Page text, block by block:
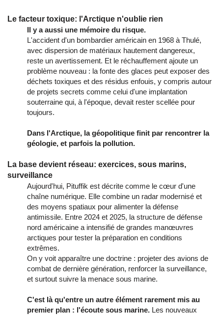
Le facteur toxique: l'Arctique n'oublie rien
Il y a aussi une mémoire du risque.
L'accident d'un bombardier américain en 1968 à Thulé,
avec dispersion de matériaux hautement dangereux,
reste un avertissement. Et le réchauffement ajoute un
problème nouveau : la fonte des glaces peut exposer des
déchets toxiques et des résidus enfouis, y compris autour
de projets secrets comme celui d'une implantation
souterraine qui, à l'époque, devait rester scellée pour
toujours.
Dans l'Arctique, la géopolitique finit par rencontrer la
géologie, et parfois la pollution.
La base devient réseau: exercices, sous marins,
surveillance
Aujourd'hui, Pituffik est décrite comme le cœur d'une
chaîne numérique. Elle combine un radar modernisé et
des moyens spatiaux pour alimenter la défense
antimissile. Entre 2024 et 2025, la structure de défense
nord américaine a intensifié de grandes manœuvres
arctiques pour tester la préparation en conditions
extrêmes.
On y voit apparaître une doctrine : projeter des avions de
combat de dernière génération, renforcer la surveillance,
et surtout suivre la menace sous marine.
C'est là qu'entre un autre élément rarement mis au
premier plan : l'écoute sous marine. Les nouveaux